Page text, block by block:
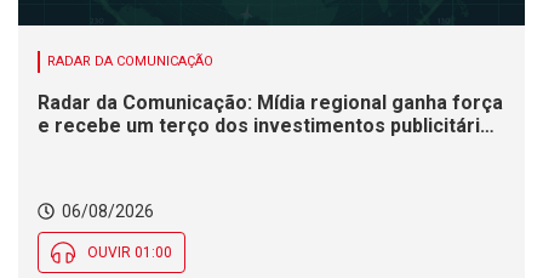
RADAR DA COMUNICAÇÃO
Radar da Comunicação: Mídia regional ganha força
e recebe um terço dos investimentos publicitários
06/08/2026
OUVIR 01:00